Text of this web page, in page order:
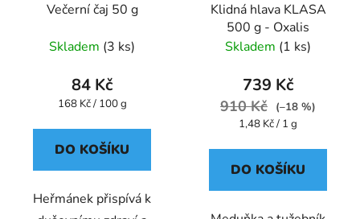
Večerní čaj 50 g
Skladem (3 ks)
84 Kč
Měrná
168 Kč / 100 g
DO KOŠÍKU
Heřmánek přispívá k
Klidná hlava KLASA
500 g - Oxalis
Skladem (1 ks)
739 Kč
910 Kč
(–18 %)
Měrná
1,48 Kč / 1 g
DO KOŠÍKU